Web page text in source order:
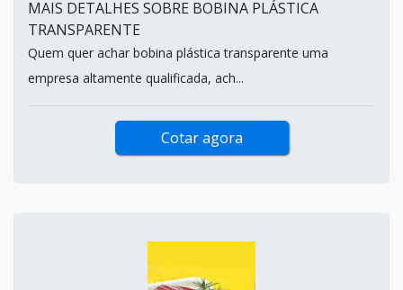
MAIS DETALHES SOBRE BOBINA PLÁSTICA
TRANSPARENTE
Quem quer achar bobina plástica transparente uma
empresa altamente qualificada, ach...
Cotar agora